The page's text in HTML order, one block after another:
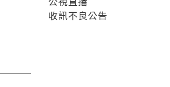
收訊不良公告